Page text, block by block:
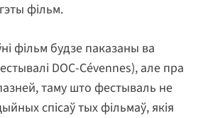
фільм.
фільм будзе паказаны ва
DOC-Cévennes), але пра
таму што фестываль не
спісаў тых фільмаў, якія